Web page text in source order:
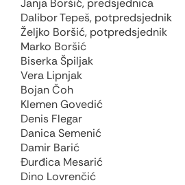
Janja Boršić, predsjednica
Dalibor Tepeš, potpredsjednik
Željko Boršić, potpredsjednik
Marko Boršić
Biserka Špiljak
Vera Lipnjak
Bojan Čoh
Klemen Govedić
Denis Flegar
Danica Semenić
Damir Barić
Đurđica Mesarić
Dino Lovrenčić